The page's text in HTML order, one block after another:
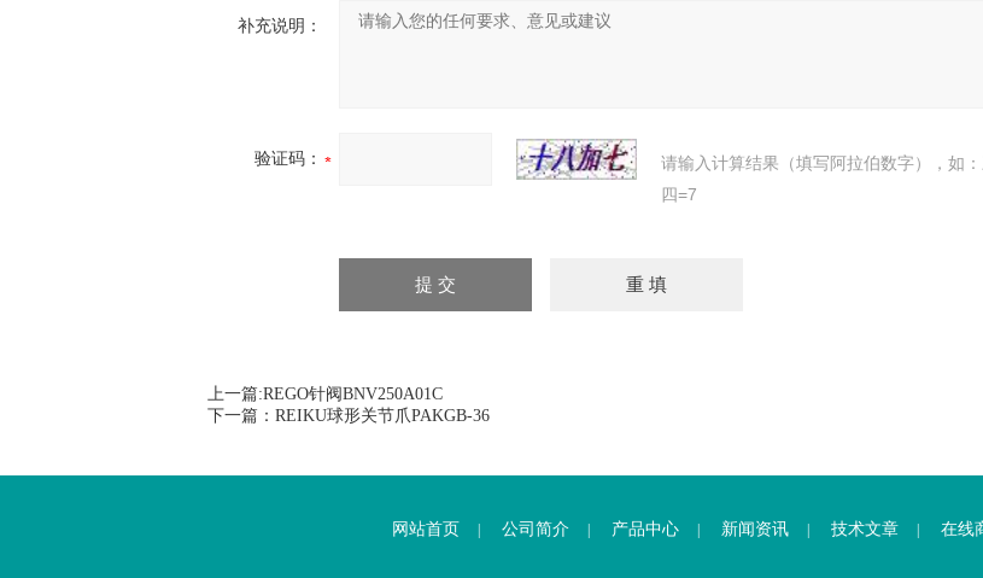
补充说明：
验证码：
请输入计算结果（填写阿拉伯数字），如
四=7
上一篇:REGO针阀BNV250A01C
下一篇： REIKU球形关节爪PAKGB-36
网站首页 公司简介 产品中心 新闻资讯 技术文章 在线